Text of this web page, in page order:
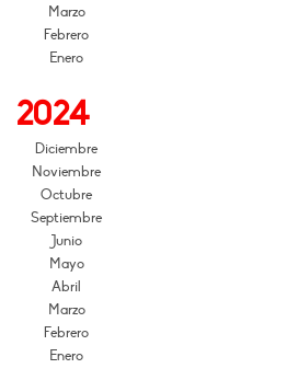
Marzo
Febrero
Enero
2024
Diciembre
Noviembre
Octubre
Septiembre
Junio
Mayo
Abril
Marzo
Febrero
Enero